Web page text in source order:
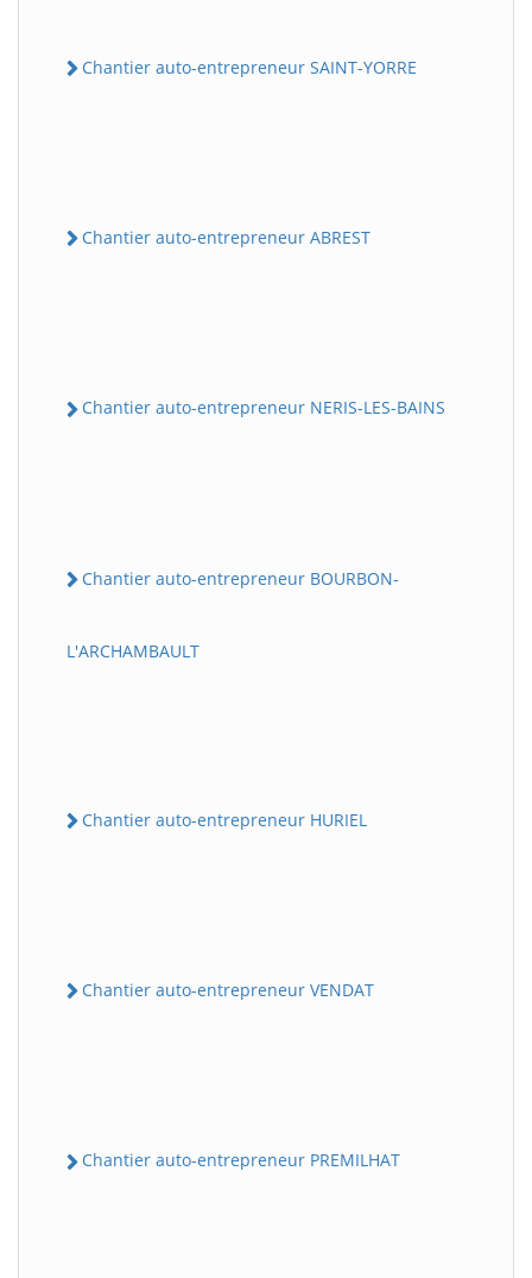
Chantier auto-entrepreneur SAINT-YORRE
Chantier auto-entrepreneur ABREST
Chantier auto-entrepreneur NERIS-LES-BAINS
Chantier auto-entrepreneur BOURBON-
L'ARCHAMBAULT
Chantier auto-entrepreneur HURIEL
Chantier auto-entrepreneur VENDAT
Chantier auto-entrepreneur PREMILHAT